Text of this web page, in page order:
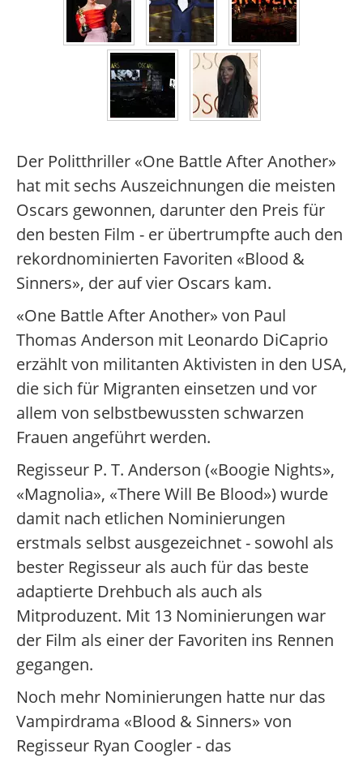
Der Politthriller «One Battle After Another»
hat mit sechs Auszeichnungen die meisten
Oscars gewonnen, darunter den Preis für
den besten Film - er übertrumpfte auch den
rekordnominierten Favoriten «Blood &
Sinners», der auf vier Oscars kam.
«One Battle After Another» von Paul
Thomas Anderson mit Leonardo DiCaprio
erzählt von militanten Aktivisten in den USA,
die sich für Migranten einsetzen und vor
allem von selbstbewussten schwarzen
Frauen angeführt werden.
Regisseur P. T. Anderson («Boogie Nights»,
«Magnolia», «There Will Be Blood») wurde
damit nach etlichen Nominierungen
erstmals selbst ausgezeichnet - sowohl als
bester Regisseur als auch für das beste
adaptierte Drehbuch als auch als
Mitproduzent. Mit 13 Nominierungen war
der Film als einer der Favoriten ins Rennen
gegangen.
Noch mehr Nominierungen hatte nur das
Vampirdrama «Blood & Sinners» von
Regisseur Ryan Coogler - das